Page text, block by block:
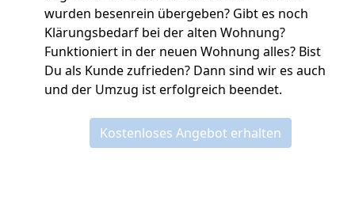
wurden besenrein übergeben? Gibt es noch
Klärungsbedarf bei der alten Wohnung?
Funktioniert in der neuen Wohnung alles? Bist
Du als Kunde zufrieden? Dann sind wir es auch
und der Umzug ist erfolgreich beendet.
Kostenloses Angebot erhalten